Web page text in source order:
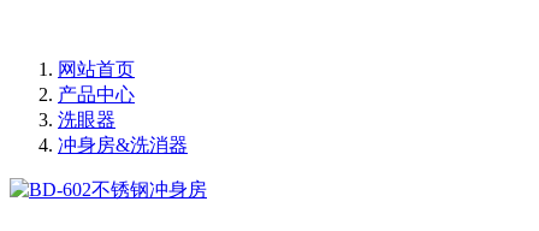
网站首页
产品中心
洗眼器
冲身房&洗消器